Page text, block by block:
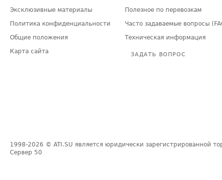
Эксклюзивные материалы
Политика конфиденциальности
Общие положения
Карта сайта
Полезное по перевозкам
Часто задаваемые вопросы
Техническая информация
ЗАДАТЬ ВОПРОС
1998-2026 © ATI.SU является юридически зарегистрированной
Сервер 50